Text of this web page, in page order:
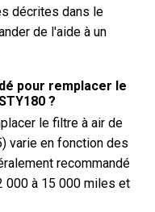
décrites dans le
de l'aide à un
pour remplacer le
?
le filtre à air de
varie en fonction des
recommandé
000 à 15 000 miles et